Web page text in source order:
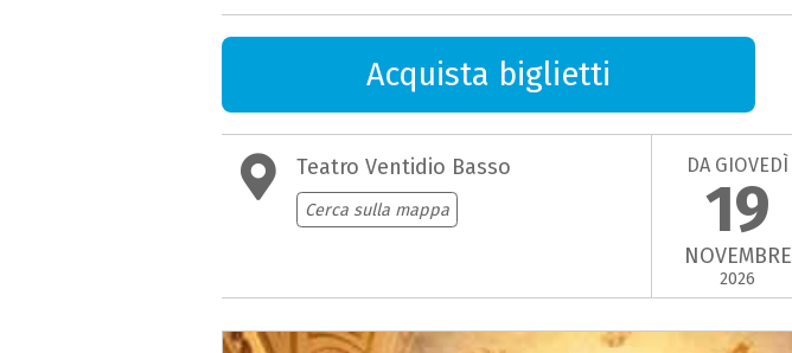
Acquista biglietti
Teatro Ventidio Basso
Cerca sulla mappa
DA GIOVEDÌ
19
NOVEMBRE
2026